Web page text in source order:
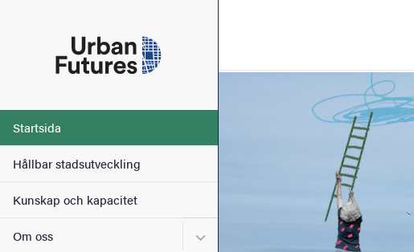
Sidfoten
Kontakt
Om webbplatsen
Huvudmeny
Startsida
Hållbar stadsutveckling
Kunskap och kapacitet
Om oss Undermeny för Om oss
Bild